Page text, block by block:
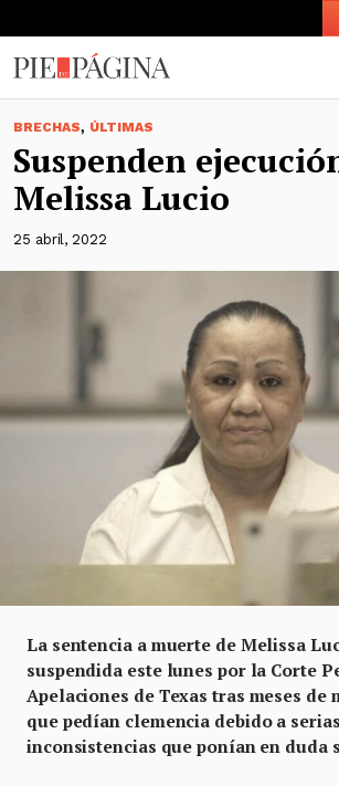
BRECHAS, ÚLTIMAS
Suspenden
Melissa Lucio
25 abril, 2022
La sentencia a muerte de Melissa
suspendida este lunes por la Corte
Apelaciones de Texas tras meses de
que pedían clemencia debido a serias
inconsistencias que ponían en duda